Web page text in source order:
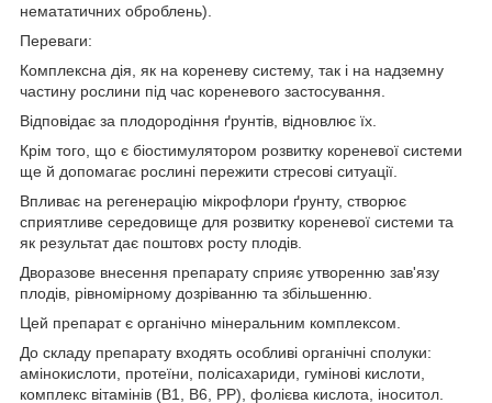
немататичних оброблень).
Переваги:
Комплексна дія, як на кореневу систему, так і на надземну
частину рослини під час кореневого застосування.
Відповідає за плодородіння ґрунтів, відновлює їх.
Крім того, що є біостимулятором розвитку кореневої системи
ще й допомагає рослині пережити стресові ситуації.
Впливає на регенерацію мікрофлори ґрунту, створює
сприятливе середовище для розвитку кореневої системи та
як результат дає поштовх росту плодів.
Дворазове внесення препарату сприяє утворенню зав'язу
плодів, рівномірному дозріванню та збільшенню.
Цей препарат є органічно мінеральним комплексом.
До складу препарату входять особливі органічні сполуки:
амінокислоти, протеїни, полісахариди, гумінові кислоти,
комплекс вітамінів (В1, В6, РР), фолієва кислота, іноситол.